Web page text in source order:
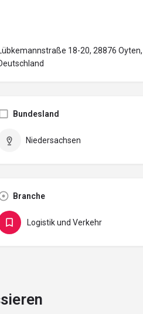
18-20, 28876 Oyten,
Bundesland
Niedersachsen
Branche
Logistik und Verkehr